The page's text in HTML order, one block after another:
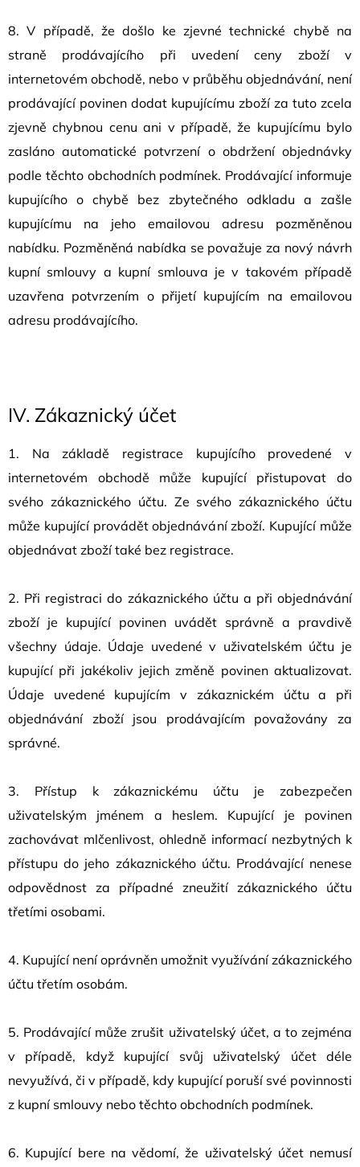
8. V případě, že došlo ke zjevné technické chybě na
straně prodávajícího při uvedení ceny zboží v
internetovém obchodě, nebo v průběhu objednávání, není
prodávající povinen dodat kupujícímu zboží za tuto zcela
zjevně chybnou cenu ani v případě, že kupujícímu bylo
zasláno automatické potvrzení o obdržení objednávky
podle těchto obchodních podmínek. Prodávající informuje
kupujícího o chybě bez zbytečného odkladu a zašle
kupujícímu na jeho emailovou adresu pozměněnou
nabídku. Pozměněná nabídka se považuje za nový návrh
kupní smlouvy a kupní smlouva je v takovém případě
uzavřena potvrzením o přijetí kupujícím na emailovou
adresu prodávajícího.
IV. Zákaznický účet
1. Na základě registrace kupujícího provedené v
internetovém obchodě může kupující přistupovat do
svého zákaznického účtu. Ze svého zákaznického účtu
může kupující provádět objednávání zboží. Kupující může
objednávat zboží také bez registrace.
2. Při registraci do zákaznického účtu a při objednávání
zboží je kupující povinen uvádět správně a pravdivě
všechny údaje. Údaje uvedené v uživatelském účtu je
kupující při jakékoliv jejich změně povinen aktualizovat.
Údaje uvedené kupujícím v zákaznickém účtu a při
objednávání zboží jsou prodávajícím považovány za
správné.
3. Přístup k zákaznickému účtu je zabezpečen
uživatelským jménem a heslem. Kupující je povinen
zachovávat mlčenlivost, ohledně informací nezbytných k
přístupu do jeho zákaznického účtu. Prodávající nenese
odpovědnost za případné zneužití zákaznického účtu
třetími osobami.
4. Kupující není oprávněn umožnit využívání zákaznického
účtu třetím osobám.
5. Prodávající může zrušit uživatelský účet, a to zejména
v případě, když kupující svůj uživatelský účet déle
nevyužívá, či v případě, kdy kupující poruší své povinnosti
z kupní smlouvy nebo těchto obchodních podmínek.
6. Kupující bere na vědomí, že uživatelský účet nemusí